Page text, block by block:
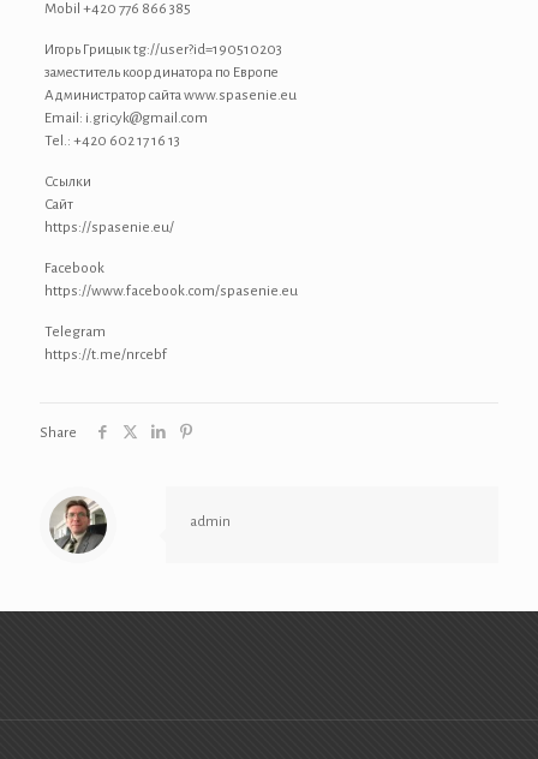
Mobil +420 776 866 385
Игорь Грицык tg://user?id=190510203
заместитель координатора по Европе
Администратор сайта www.spasenie.eu
Email: i.gricyk@gmail.com
Tel.: +420 602 17 16 13
Ссылки
Сайт
https://spasenie.eu/
Facebook
https://www.facebook.com/spasenie.eu
Telegram
https://t.me/nrcebf
Share
admin